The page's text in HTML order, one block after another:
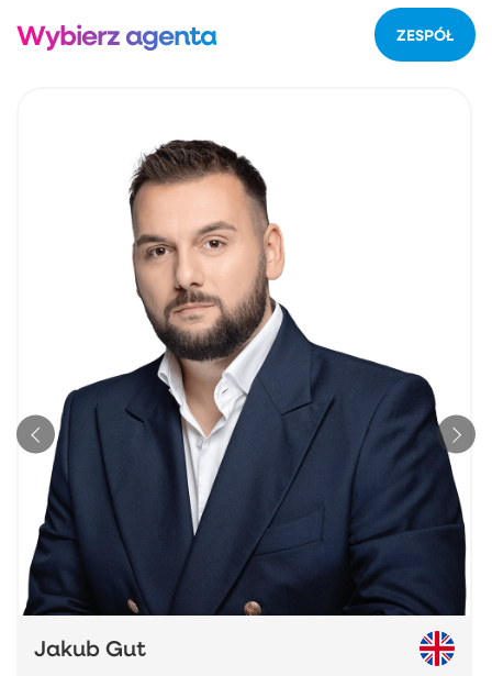
Wybierz agenta ZESPÓŁ
Jakub Gut